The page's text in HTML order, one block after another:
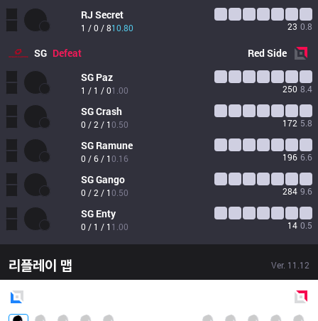
RJ Secret
1 / 0 / 810.80 23 0.8
SG Defeat RedSide
SG Paz
1 / 1 / 01.00 250 8.4
SGCrash
0 / 2 / 10.50 172 5.8
SG Ramune
0 / 6 / 10.16 196 6.6
SGGango
0 / 2 / 10.50 284 9.6
SG Enty
0 / 1 / 1 1.00 14 0.5
리플레이 맵 Ver. 11.12